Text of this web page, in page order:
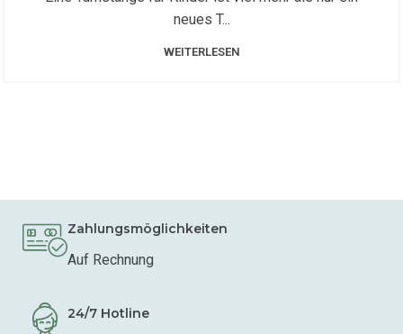
neues T...
WEITERLESEN
Zahlungsmöglichkeiten
Auf Rechnung
24/7 Hotline